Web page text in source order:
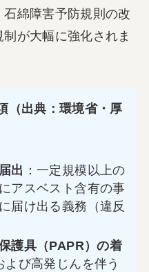
綿障害予防規則の改
が大幅に強化されま
（出典：環境省・厚
出 ：一定規模以上の
アスベスト含有の事
届け出る義務（違反
護具（PAPR）の着
よび高発じんを伴う